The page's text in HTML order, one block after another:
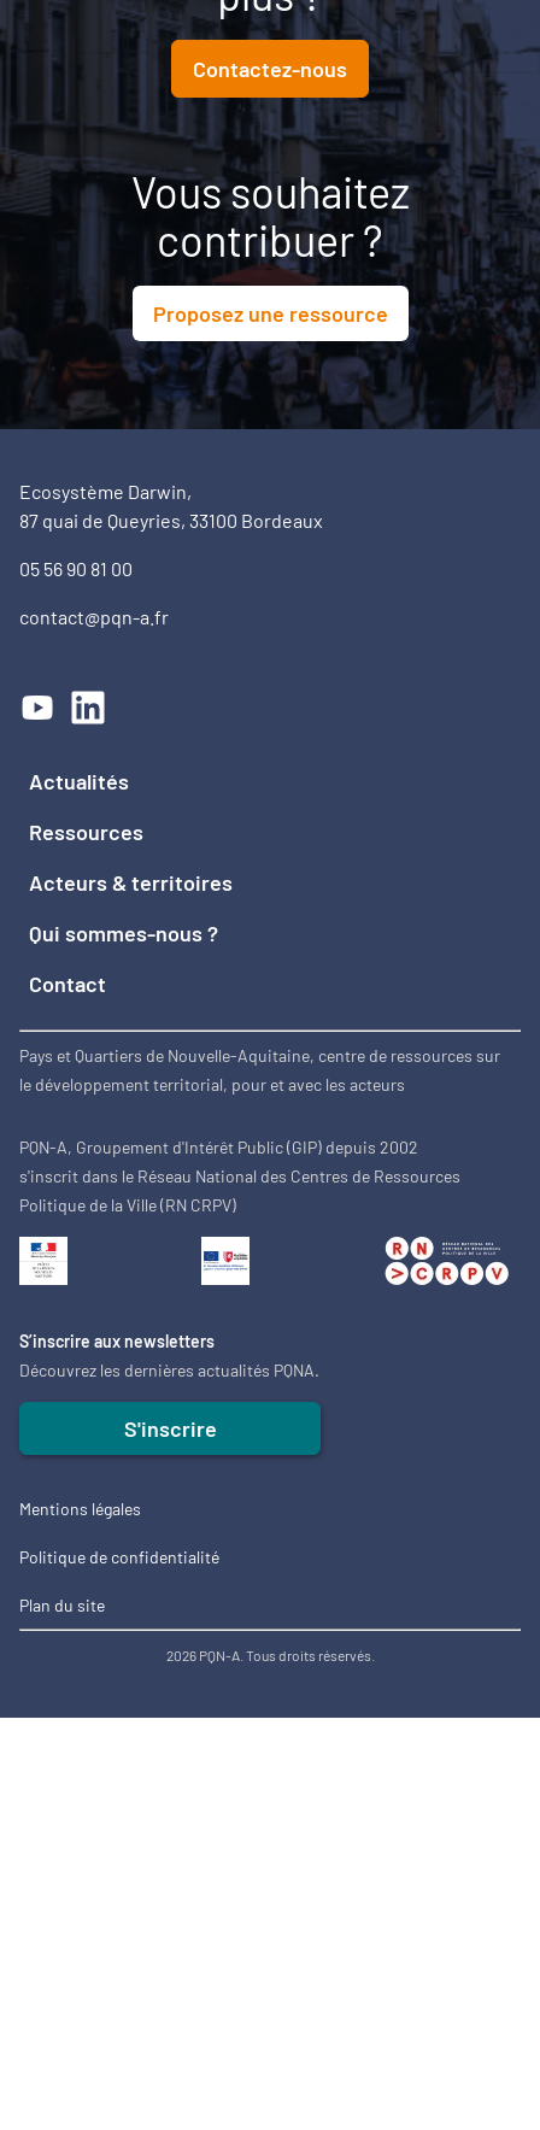
aux conditions nécessaires pour transformer une
ambition politique en projet territorial.
Contactez-nous
Vous souhaitez
contribuer ?
Proposez une ressource
Ecosystème Darwin,
87 quai de Queyries, 33100 Bordeaux
05 56 90 81 00
contact@pqn-a.fr
Actualités
Ressources
Acteurs & territoires
Qui sommes-nous ?
Contact
Pays et Quartiers de Nouvelle-Aquitaine, centre de ressources sur
le développement territorial, pour et avec les acteurs
PQN-A, Groupement d'Intérêt Public (GIP) depuis 2002
s'inscrit dans le Réseau National des Centres de Ressources
Politique de la Ville (RN CRPV)
S’inscrire aux newsletters
Découvrez les dernières actualités PQNA.
S'inscrire
Mentions légales
Politique de confidentialité
Plan du site
2026 PQN-A. Tous droits réservés.